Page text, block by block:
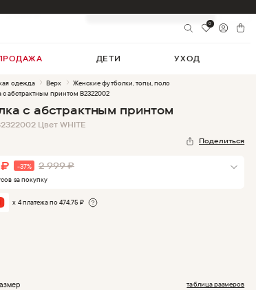
0
ДЕТИ УХОД
2 999 ₽
одежда Верх
Женские футболки, топы, поло
с абстрактным принтом B2322002
с абстрактным принтом
ЦветWHITE
Поделиться
₽ -37% 2 999 ₽
ов за покупку
х 4 платежа по474.75 ₽
таблица размеров